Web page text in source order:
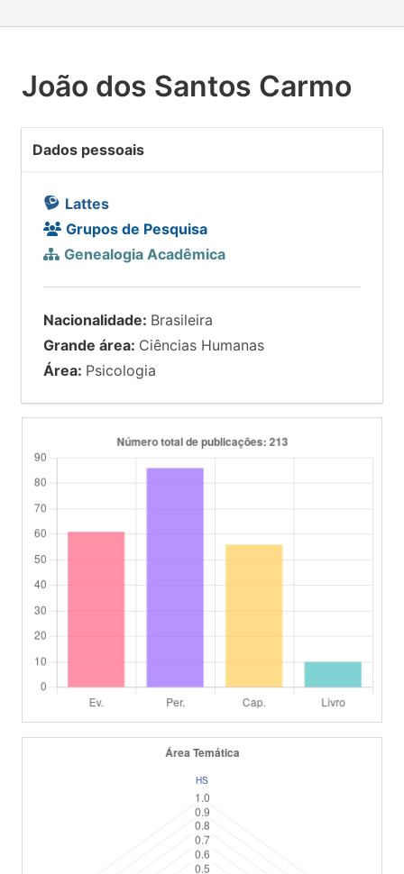
João dos Santos Carmo
Dados pessoais
Lattes
Grupos de Pesquisa
Genealogia Acadêmica
Nacionalidade: Brasileira
Grande área: Ciências Humanas
Área: Psicologia